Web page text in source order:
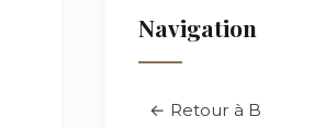
Navigation
← Retour à B